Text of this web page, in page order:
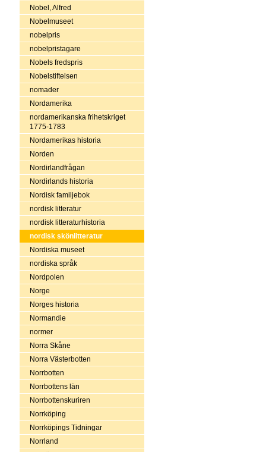
Nobel, Alfred
Nobelmuseet
nobelpris
nobelpristagare
Nobels fredspris
Nobelstiftelsen
nomader
Nordamerika
nordamerikanska frihetskriget
1775-1783
Nordamerikas historia
Norden
Nordirlandfrågan
Nordirlands historia
Nordisk familjebok
nordisk litteratur
nordisk litteraturhistoria
nordisk skönlitteratur
Nordiska museet
nordiska språk
Nordpolen
Norge
Norges historia
Normandie
normer
Norra Skåne
Norra Västerbotten
Norrbotten
Norrbottens län
Norrbottenskuriren
Norrköping
Norrköpings Tidningar
Norrland